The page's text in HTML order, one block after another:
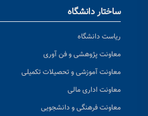
ساختار دانشگاه
ریاست دانشگاه
معاونت پژوهشی و فن آوری
معاونت آموزشی و تحصیلات تکمیلی
معاونت اداری مالی
معاونت فرهنگی و دانشجویی